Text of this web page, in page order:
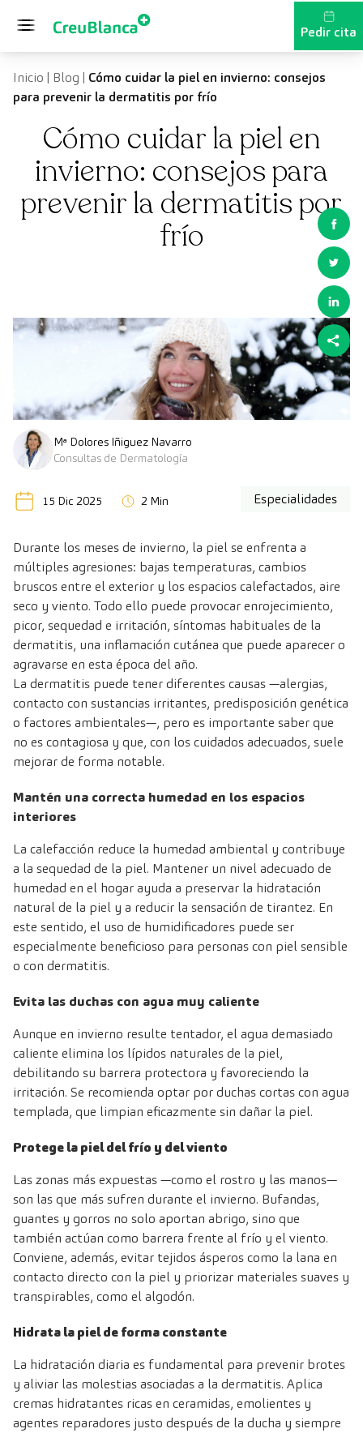
Pedir cita
Inicio | Blog | Cómo cuidar la piel en invierno: consejos
para prevenir la dermatitis por frío
Cómo cuidar la piel en
invierno: consejos para
prevenir la dermatitis por
frío
Mª Dolores Iñiguez Navarro
Consultas de Dermatología
15 Dic 2025 2 Min Especialidades
Durante los meses de invierno, la piel se enfrenta a
múltiples agresiones: bajas temperaturas, cambios
bruscos entre el exterior y los espacios calefactados, aire
seco y viento. Todo ello puede provocar enrojecimiento,
picor, sequedad e irritación, síntomas habituales de la
dermatitis, una inflamación cutánea que puede aparecer o
agravarse en esta época del año.
La dermatitis puede tener diferentes causas —alergias,
contacto con sustancias irritantes, predisposición genética
o factores ambientales—, pero es importante saber que
no es contagiosa y que, con los cuidados adecuados, suele
mejorar de forma notable.
Mantén una correcta humedad en los espacios
interiores
La calefacción reduce la humedad ambiental y contribuye
a la sequedad de la piel. Mantener un nivel adecuado de
humedad en el hogar ayuda a preservar la hidratación
natural de la piel y a reducir la sensación de tirantez. En
este sentido, el uso de humidificadores puede ser
especialmente beneficioso para personas con piel sensible
o con dermatitis.
Evita las duchas con agua muy caliente
Aunque en invierno resulte tentador, el agua demasiado
caliente elimina los lípidos naturales de la piel,
debilitando su barrera protectora y favoreciendo la
irritación. Se recomienda optar por duchas cortas con agua
templada, que limpian eficazmente sin dañar la piel.
Protege la piel del frío y del viento
Las zonas más expuestas —como el rostro y las manos—
son las que más sufren durante el invierno. Bufandas,
guantes y gorros no solo aportan abrigo, sino que
también actúan como barrera frente al frío y el viento.
Conviene, además, evitar tejidos ásperos como la lana en
contacto directo con la piel y priorizar materiales suaves y
transpirables, como el algodón.
Hidrata la piel de forma constante
La hidratación diaria es fundamental para prevenir brotes
y aliviar las molestias asociadas a la dermatitis. Aplica
cremas hidratantes ricas en ceramidas, emolientes y
agentes reparadores justo después de la ducha y siempre